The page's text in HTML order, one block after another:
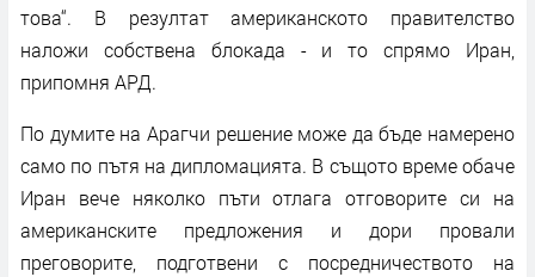
това“. В резултат американското правителство
наложи собствена блокада - и то спрямо Иран,
припомня АРД.
По думите на Арагчи решение може да бъде намерено
само по пътя на дипломацията. В същото време обаче
Иран вече няколко пъти отлага отговорите си на
американските предложения и дори провали
преговорите, подготвени с посредничеството на